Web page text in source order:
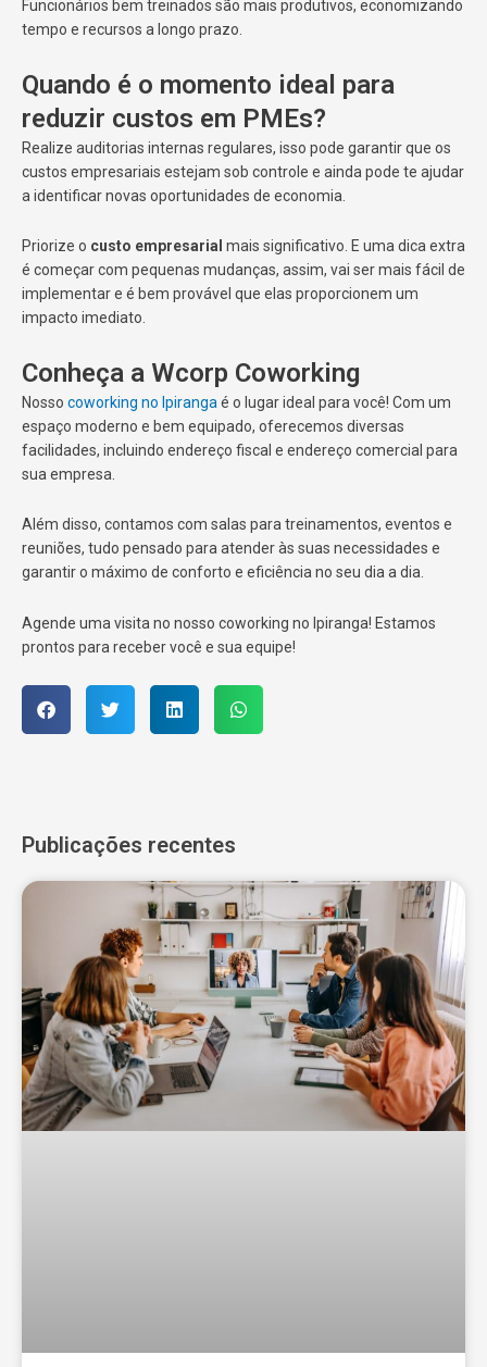
Funcionários bem treinados são mais produtivos, economizando
tempo e recursos a longo prazo.
Quando é o momento ideal para
reduzir custos em PMEs?
Realize auditorias internas regulares, isso pode garantir que os
custos empresariais estejam sob controle e ainda pode te ajudar
a identificar novas oportunidades de economia.
Priorize o custo empresarial mais significativo. E uma dica extra
é começar com pequenas mudanças, assim, vai ser mais fácil de
implementar e é bem provável que elas proporcionem um
impacto imediato.
Conheça a Wcorp Coworking
Nosso coworking no Ipiranga é o lugar ideal para você! Com um
espaço moderno e bem equipado, oferecemos diversas
facilidades, incluindo endereço fiscal e endereço comercial para
sua empresa.
Além disso, contamos com salas para treinamentos, eventos e
reuniões, tudo pensado para atender às suas necessidades e
garantir o máximo de conforto e eficiência no seu dia a dia.
Agende uma visita no nosso coworking no Ipiranga! Estamos
prontos para receber você e sua equipe!
Publicações recentes